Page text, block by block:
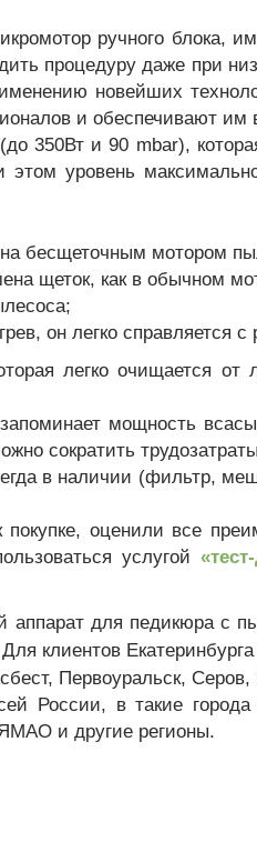
ручного блока,
процедуру даже при
новейших
и обеспечивают им
350Вт и 90 mbar),
уровень
бесщеточным мотором
щеток, как в обычном
он легко справляется
легко очищается
мощность
сократить
в наличии (фильтр,
оценили все
услугой
аппарат для педикюра с
клиентов
Первоуральск,
России, в такие
и другие регионы.